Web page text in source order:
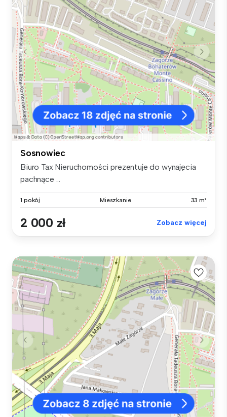
Sosnowiec
Biuro Tax Nieruchomości prezentuje do wynajęcia
pachnące ...
1 pokój Mieszkanie 33 m²
2 000 zł Zobacz więcej